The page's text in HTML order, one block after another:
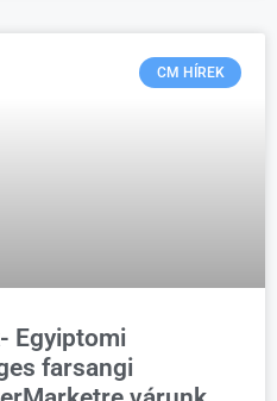
CM HÍREK
Egyiptomi
farsangi